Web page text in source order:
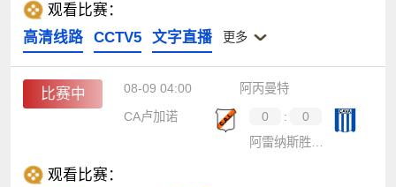
观看比赛：
高清线路
CCTV5 文字直播 更多
比赛中 08-09 04:00
阿丙曼特
CA卢加诺
0 :
0
阿雷纳斯胜利队
观看比赛：